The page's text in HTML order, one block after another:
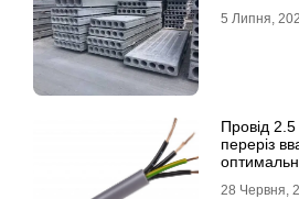
5 Липня,
Провід
переріз
28 Червня,